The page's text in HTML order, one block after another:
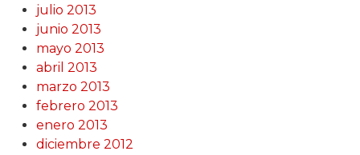
julio 2013
junio 2013
mayo 2013
abril 2013
marzo 2013
febrero 2013
enero 2013
diciembre 2012